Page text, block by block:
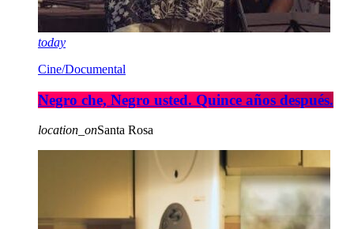
today
Cine/Documental
Negro che, Negro usted. Quince años después.
location_onSanta Rosa